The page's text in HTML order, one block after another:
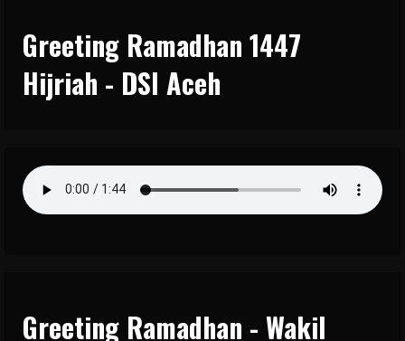
Greeting Ramadhan 1447
Hijriah - DSI Aceh
Greeting Ramadhan - Wakil